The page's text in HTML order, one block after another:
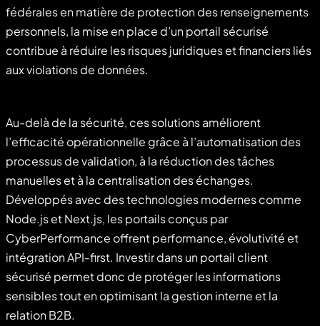
fédérales en matière de protection des renseignements
personnels, la mise en place d’un portail sécurisé
contribue à réduire les risques juridiques et financiers liés
aux violations de données.
Au-delà de la sécurité, ces solutions améliorent
l’efficacité opérationnelle grâce à l’automatisation des
processus de validation, à la réduction des tâches
manuelles et à la centralisation des échanges.
Développés avec des technologies modernes comme
Node.js et Next.js, les portails conçus par
CyberPerformance offrent performance, évolutivité et
intégration API-first. Investir dans un portail client
sécurisé permet donc de protéger les informations
sensibles tout en optimisant la gestion interne et la
relation B2B.